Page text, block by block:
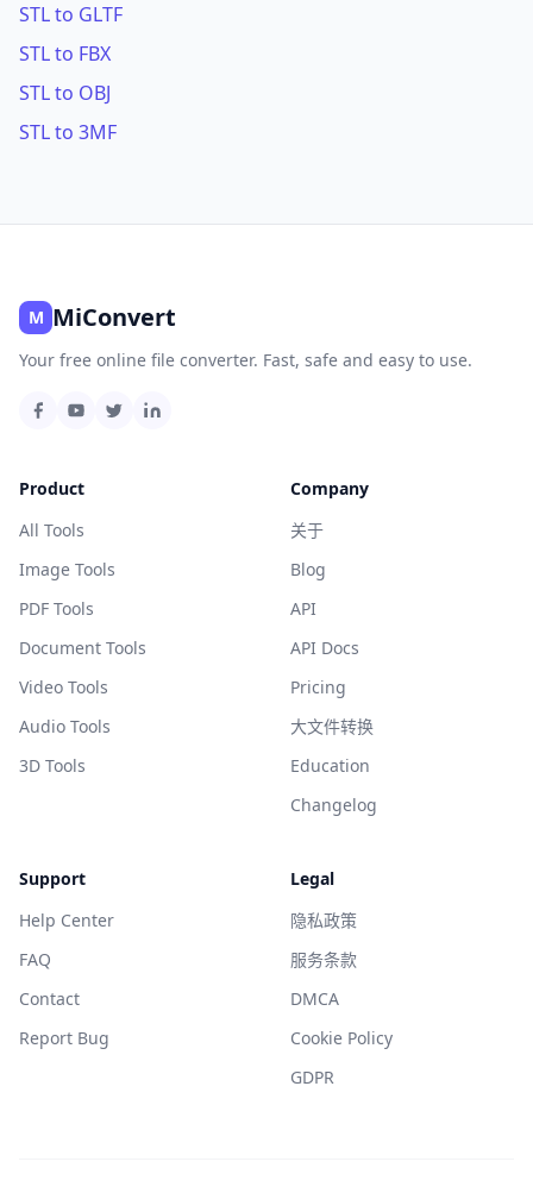
STL to GLTF
STL to FBX
STL to OBJ
STL to 3MF
M MiConvert
Your free online file converter. Fast, safe and easy to use.
Product
All Tools
Image Tools
PDF Tools
Document Tools
Video Tools
Audio Tools
3D Tools
Company
关于
Blog
API
API Docs
Pricing
大文件转换
Education
Changelog
Support
Help Center
FAQ
Contact
Report Bug
Legal
隐私政策
服务条款
DMCA
Cookie Policy
GDPR